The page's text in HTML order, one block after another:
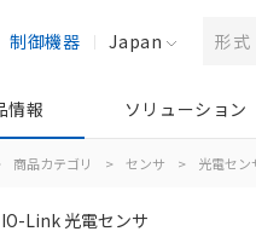
制御機器 Japan
情報 ソリューション
商品カテゴリ > センサ > 光電セン
IO-Link 光電センサ